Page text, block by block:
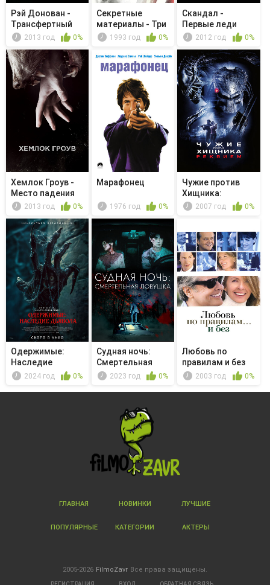
Рэй Донован -
Трансфертный
агент2013 год 0%
Секретные
материалы - Три
слова1993 год 0%
Скандал -
Первые леди
неприкосновенны
2012 год 0%
Хемлок Гроув -
Место падения
2013 год 0%
Марафонец
1976 год 0%
Чужие против
Хищника:
Реквием
2007 год 0%
Одержимые:
Наследие
дьявола
2024 год 0%
Судная ночь:
Смертельная
ловушка
2023 год 0%
Любовь по
правилам и без
2003 год 0%
ГЛАВНАЯ НОВИНКИ ЛУЧШИЕ
ПОПУЛЯРНЫЕ КАТЕГОРИИ АКТЕРЫ
2005-2026 FilmoZavr Все права защищены.